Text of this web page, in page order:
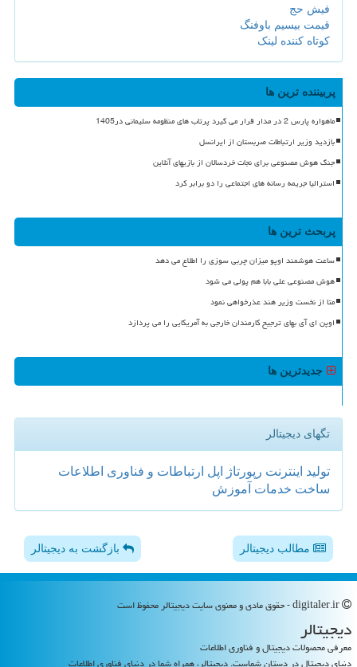
فیش حج
قیمت بیسیم باوفنگ
کوتاه کننده لینک
پربیننده ترین ها
ماهواره پارس 2 در مدار قرار می گیرد پرتاب های منظومه سلیمانی در1405
بازدید وزیر ارتباطات صربستان از ایرانسل
جنگ هوش مصنوعی برای نجات خردسالان از بازیهای آنلاین
استرالیا جریمه رسانه های اجتماعی را دو برابر کرد
پربحث ترین ها
ساعت هوشمند اوپو میزان چربی سوزی را اطلاع می دهد
هوش مصنوعی علی بابا هم پولی می شود
متا از نخست وزیر هند عذرخواهی نمود
اوپن ای آی بهای ترجیح کارمندان خارجی به آمریکایی را می پردازد
جدیدترین ها
تگهای دیجیتالر
تولید اینترنت رپورتاژ اپل ارتباطات و فناوری اطلاعات
ساخت خدمات آموزش
مطالب دیجیتالر بازگشت به دیجیتالر
دیجیتالر
معرفی محصولات دیجیتال و فناوری اطلاعات
دنیای دیجیتال در دستان شماست. دیجیتالر، همراه شما در دنیای فناوری اطلاعات